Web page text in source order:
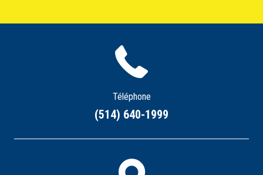
Téléphone
(514) 640-1999